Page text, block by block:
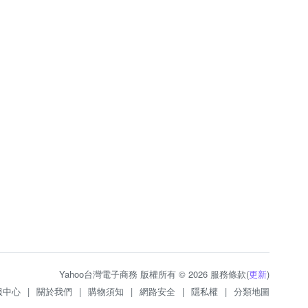
Yahoo台灣電子商務 版權所有 © 2026 服務條款(更新)
中心 | 關於我們 | 購物須知 | 網路安全 | 隱私權 | 分類地圖